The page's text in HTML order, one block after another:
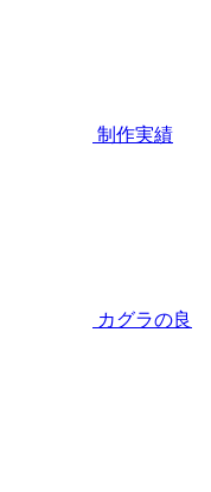
制作実績
カグラの良